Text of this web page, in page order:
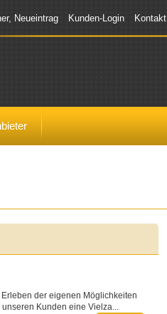
Neueintrag Kunden-Login Kontakt
der eigenen Möglichkeiten
Kunden eine Vielza...